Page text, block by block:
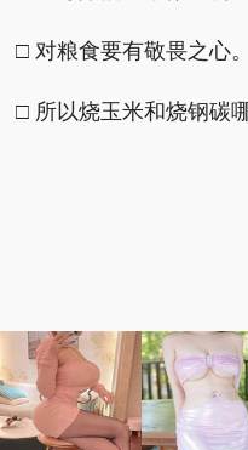
□ 对粮食要有敬畏之心。
□ 所以烧玉米和烧钢碳